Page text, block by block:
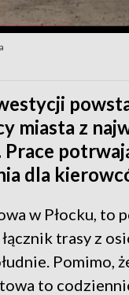
miasta z
Prace
dla
w Płocku, to
trasy z
Pomimo,
to